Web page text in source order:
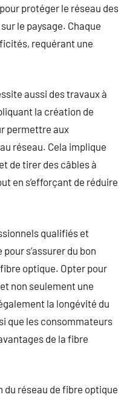
protéger le réseau des
le paysage. Chaque
requérant une
aussi des travaux à
la création de
permettre aux
réseau. Cela implique
de tirer des câbles à
en s’efforçant de réduire
qualifiés et
s’assurer du bon
optique. Opter pour
non seulement une
la longévité du
que les consommateurs
de la fibre
du réseau de fibre optique